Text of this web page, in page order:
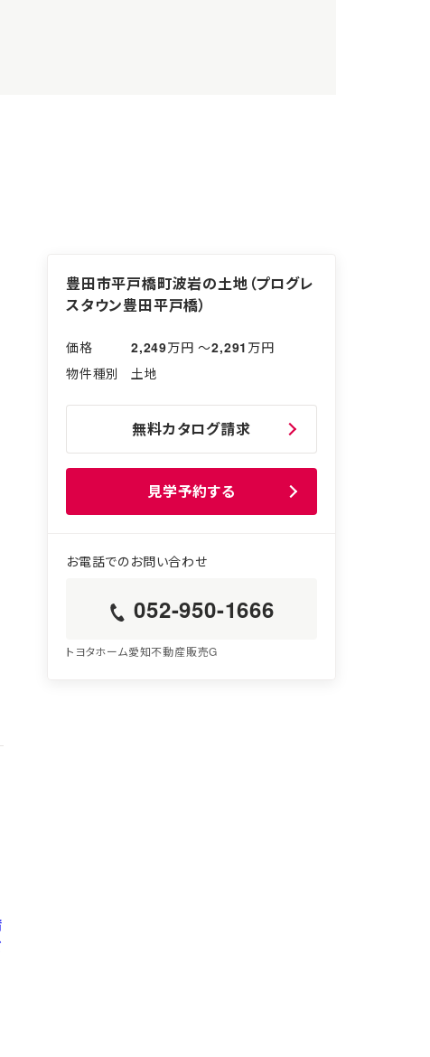
豊田市平戸橋町波岩の土地（プログレ
スタウン豊田平戸橋）
2,249万円 〜2,291 万円
土地
無料カタログ請求
見学予約する
052-950-1666
トヨタホーム愛知不動産販売G